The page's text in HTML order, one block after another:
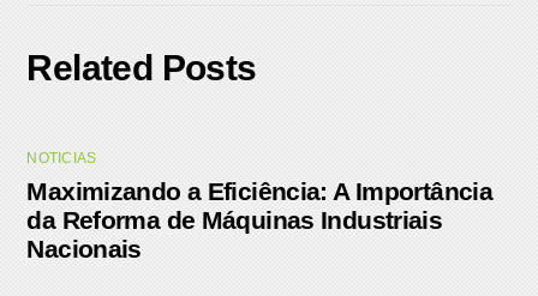
Related Posts
NOTICIAS
Maximizando a Eficiência: A Importância
da Reforma de Máquinas Industriais
Nacionais